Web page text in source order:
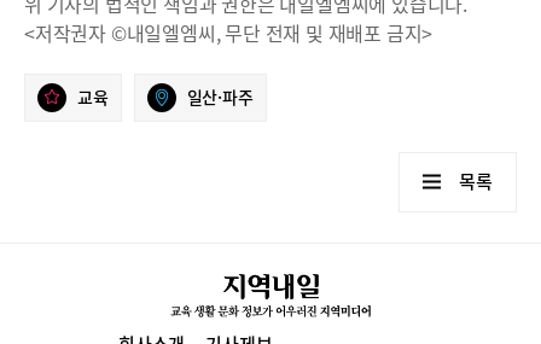
<저작권자 ©내일엘엠씨, 무단 전재 및 재배포 금지>
교육 일산·파주
목록